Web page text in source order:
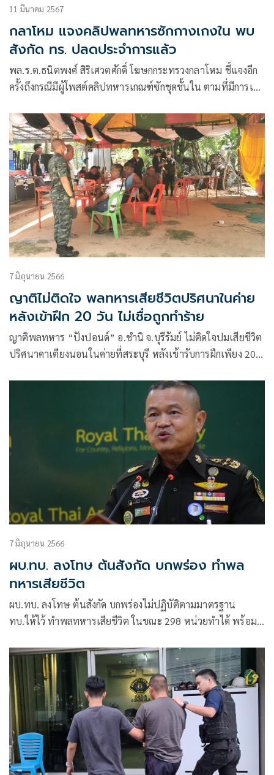
11 มีนาคม 2567
กลาโหม แจงคลิปพลทหารซักกางเกงใน พบ
สังกัด ทร. ปลดประจำการแล้ว
พล.ร.ต.ธนิตพงศ์ สิริเศวตศักดิ์ โฆษกกระทรวงกลาโหม ชี้แจงอีก
ครั้งถึงกรณีมีผู้โพสต์คลิปทหารเกณฑ์ซักชุดชั้นใน ตามทึ่มีการเผย
ขณะนี้
7 มิถุนายน 2566
ญาติไม่ติดใจ พลทหารเสียชีวิตปริศนาในค่าย
หลังเข้าฝึก 20 วัน ไม่เชื่อถูกทำร้าย
ญาติพลทหาร “ปังปอนด์” อ.ชำนิ จ.บุรีรัมย์ ไม่ติดใจปมเสียชีวิต
ปริศนาคาเตียงนอนในค่ายที่สระบุรี หลังเข้ารับการฝึกเพียง 20
7 มิถุนายน 2566
ผบ.ทบ. ลงโทษ ต้นสังกัด บกพร่อง ทำพล
ทหารเสียชีวิต
ผบ.ทบ. ลงโทษ ต้นสังกัด บกพร่องไม่ปฏิบัติตามมาตรฐาน
ทบ.ให้ไว้ ทำพลทหารเสียชีวิต ในขณะ 298 หน่วยทำได้ พร้อม